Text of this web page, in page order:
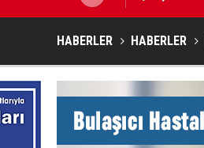
HABERLER HABERLER